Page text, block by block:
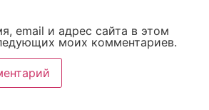
email и адрес сайта в этом
моих комментариев.